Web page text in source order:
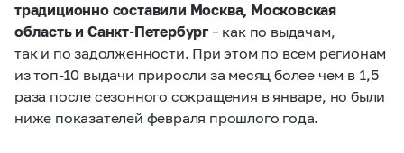
традиционно составили Москва, Московская
область и Санкт-Петербург– как по выдачам,
так и по задолженности. При этом по всем регионам
из топ-10 выдачи приросли за месяц более чем в 1,5
раза после сезонного сокращения в январе, но были
ниже показателей февраля прошлого года.